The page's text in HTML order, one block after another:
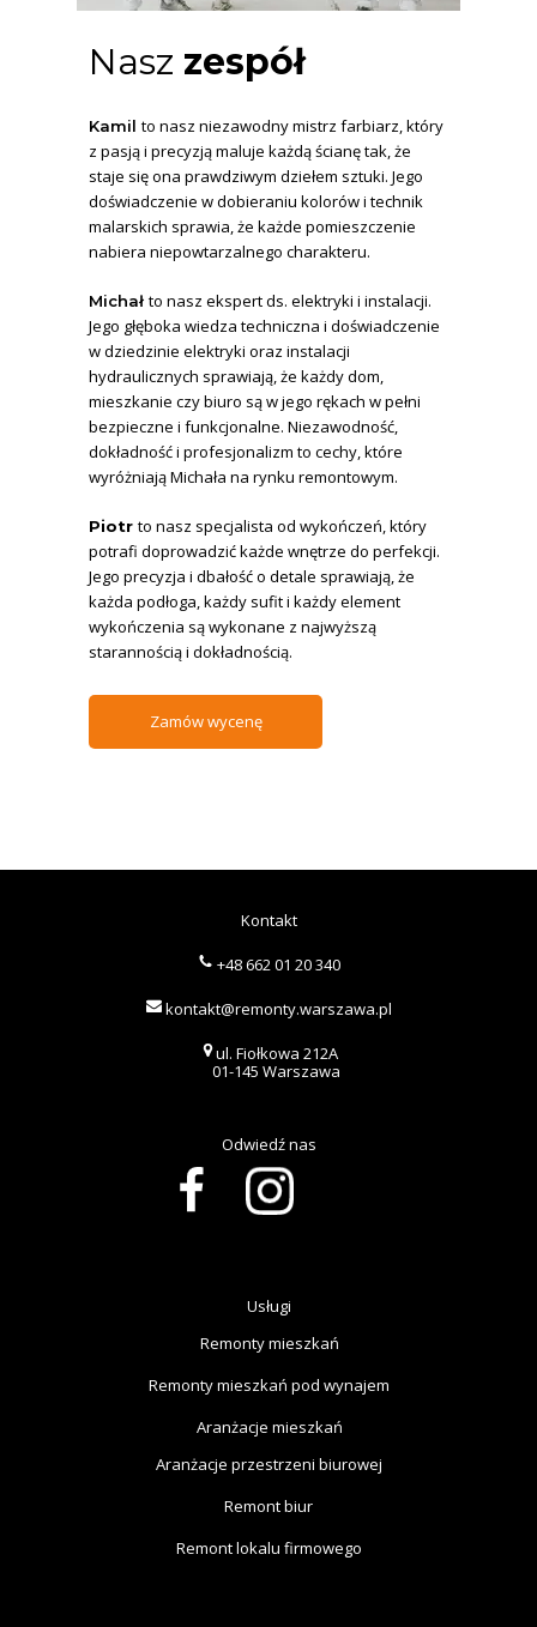
Zamów wycenę
Nasz zespół
Kamil to nasz niezawodny mistrz farbiarz, który
z pasją i precyzją maluje każdą ścianę tak, że
staje się ona prawdziwym dziełem sztuki. Jego
doświadczenie w dobieraniu kolorów i technik
malarskich sprawia, że każde pomieszczenie
nabiera niepowtarzalnego charakteru.
Michał to nasz ekspert ds. elektryki i instalacji.
Jego głęboka wiedza techniczna i doświadczenie
w dziedzinie elektryki oraz instalacji
hydraulicznych sprawiają, że każdy dom,
mieszkanie czy biuro są w jego rękach w pełni
bezpieczne i funkcjonalne. Niezawodność,
dokładność i profesjonalizm to cechy, które
wyróżniają Michała na rynku remontowym.
Piotr to nasz specjalista od wykończeń, który
potrafi doprowadzić każde wnętrze do perfekcji.
Jego precyzja i dbałość o detale sprawiają, że
każda podłoga, każdy sufit i każdy element
wykończenia są wykonane z najwyższą
starannością i dokładnością.
Kontakt
+48 662 01 20 340
kontakt@remonty.warszawa.pl
ul. Fiołkowa 212A
01-145 Warszawa
Odwiedź nas
Usługi
Remonty mieszkań
Remonty mieszkań pod wynajem
Aranżacje mieszkań
Aranżacje przestrzeni biurowej
Remont biur
Remont lokalu firmowego